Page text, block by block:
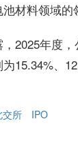
材料领域的
2025年度
15.34%、
交所 IPO